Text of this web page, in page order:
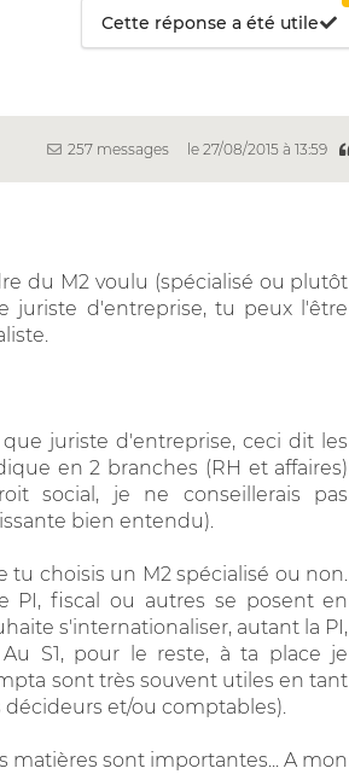
Cette réponse a été utile
257 messages le 27/08/2015 à 13:59
du M2 voulu (spécialisé ou plutôt
juriste d'entreprise, tu peux l'être
juriste d'entreprise, ceci dit les
en 2 branches (RH et affaires)
social, je ne conseillerais pas
bien entendu).
choisis un M2 spécialisé ou non.
PI, fiscal ou autres se posent en
s'internationaliser, autant la PI,
S1, pour le reste, à ta place je
sont très souvent utiles en tant
et/ou comptables).
matières sont importantes... A mon